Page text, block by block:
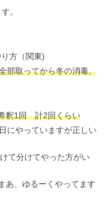
。
方（関東)
部取ってから冬の消毒。
釈1回 計2回くらい
にやっていますが正しい
て分けてやった方がい
あ、ゆるーくやってます